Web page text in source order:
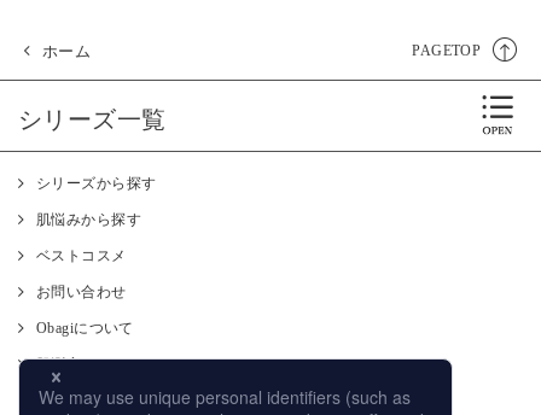
ホーム PAGETOP
シリーズ一覧
シリーズから探す
肌悩みから探す
ベストコスメ
お問い合わせ
Obagiについて
肌測定
使い方